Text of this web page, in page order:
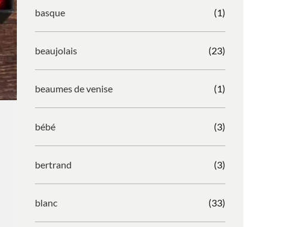
basque (1)
beaujolais (23)
beaumes de venise (1)
bébé (3)
bertrand (3)
blanc (33)